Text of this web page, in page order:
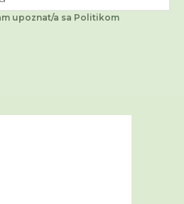
upoznat/a sa Politikom